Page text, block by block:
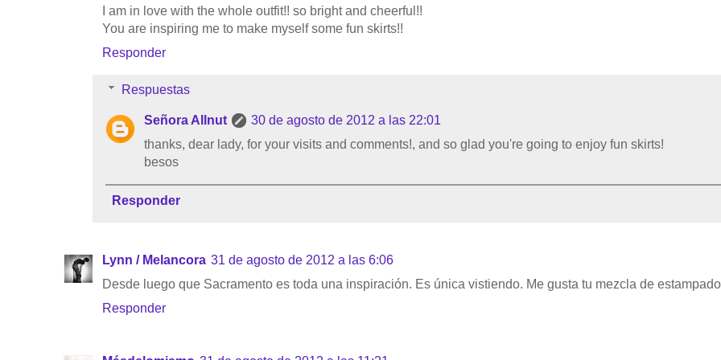
I am in love with the whole outfit!! so bright and cheerful!!
You are inspiring me to make myself some fun skirts!!
Responder
Respuestas
Señora Allnut
30 de agosto de 2012 a las 22:01
thanks, dear lady, for your visits and comments!, and so glad you're going to enjoy fun skirts!
besos
Responder
Lynn / Melancora 31 de agosto de 2012 a las 6:06
Desde luego que Sacramento es toda una inspiración. Es única vistiendo. Me gusta tu mezcla de
Responder